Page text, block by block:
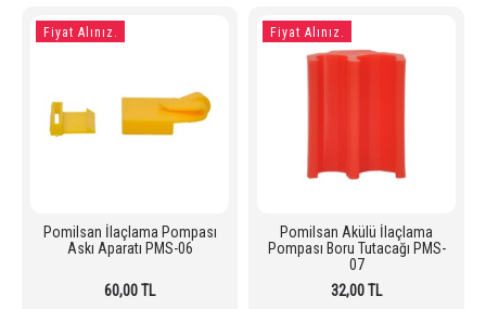
Fiyat Alınız.
Pomilsan İlaçlama Pompası
Askı Aparatı PMS-06
60,00 TL
Fiyat Alınız.
Pomilsan Akülü İlaçlama
Pompası Boru Tutacağı PMS-
07
32,00 TL